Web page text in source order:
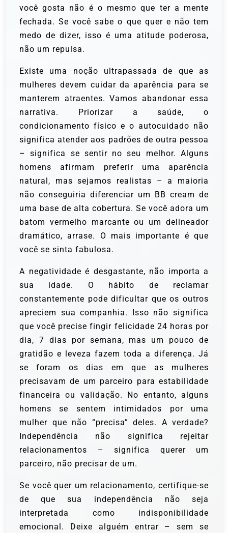
você gosta não é o mesmo que ter a mente
fechada. Se você sabe o que quer e não tem
medo de dizer, isso é uma atitude poderosa,
não um repulsa.
Existe uma noção ultrapassada de que as
mulheres devem cuidar da aparência para se
manterem atraentes. Vamos abandonar essa
narrativa. Priorizar a saúde, o
condicionamento físico e o autocuidado não
significa atender aos padrões de outra pessoa
– significa se sentir no seu melhor. Alguns
homens afirmam preferir uma aparência
natural, mas sejamos realistas – a maioria
não conseguiria diferenciar um BB cream de
uma base de alta cobertura. Se você adora um
batom vermelho marcante ou um delineador
dramático, arrase. O mais importante é que
você se sinta fabulosa.
A negatividade é desgastante, não importa a
sua idade. O hábito de reclamar
constantemente pode dificultar que os outros
apreciem sua companhia. Isso não significa
que você precise fingir felicidade 24 horas por
dia, 7 dias por semana, mas um pouco de
gratidão e leveza fazem toda a diferença. Já
se foram os dias em que as mulheres
precisavam de um parceiro para estabilidade
financeira ou validação. No entanto, alguns
homens se sentem intimidados por uma
mulher que não “precisa” deles. A verdade?
Independência não significa rejeitar
relacionamentos – significa querer um
parceiro, não precisar de um.
Se você quer um relacionamento, certifique-se
de que sua independência não seja
interpretada como indisponibilidade
emocional. Deixe alguém entrar – sem se